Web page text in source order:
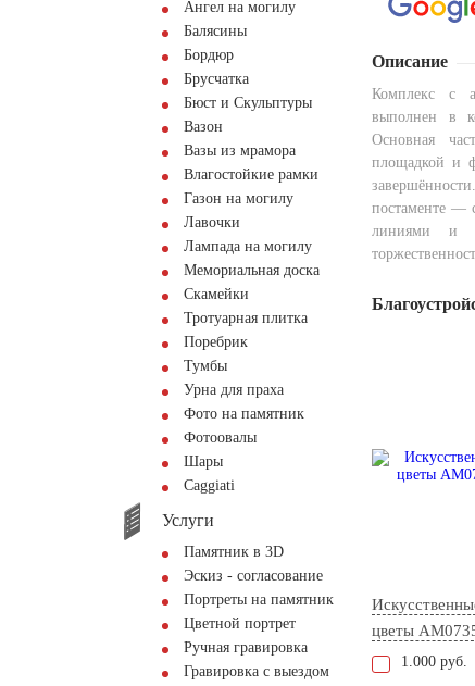
Ангел на могилу
Балясины
Бордюр
Брусчатка
Бюст и Скульптуры
Вазон
Вазы из мрамора
Влагостойкие рамки
Газон на могилу
Лавочки
Лампада на могилу
Мемориальная доска
Скамейки
Тротуарная плитка
Поребрик
Тумбы
Урна для праха
Фото на памятник
Фотоовалы
Шары
Сaggiati
Услуги
Памятник в 3D
Эскиз - согласование
Портреты на памятник
Цветной портрет
Ручная гравировка
Гравировка с выездом
Описание
Комплекс с
выполнен в
Основная
площадкой и
постаменте —
линиями и
цветы
1.000 руб.